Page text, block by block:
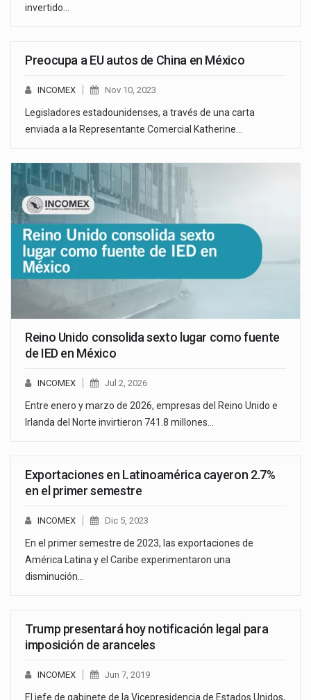
invertido…
Preocupa a EU autos de China en México
INCOMEX Nov 10, 2023
Legisladores estadounidenses, a través de una carta
enviada a la Representante Comercial Katherine…
Reino Unido consolida sexto lugar como fuente
de IED en México
INCOMEX Jul 2, 2026
Entre enero y marzo de 2026, empresas del Reino Unido e
Irlanda del Norte invirtieron 741.8 millones…
Exportaciones en Latinoamérica cayeron 2.7%
en el primer semestre
INCOMEX Dic 5, 2023
En el primer semestre de 2023, las exportaciones de
América Latina y el Caribe experimentaron una
disminución…
Trump presentará hoy notificación legal para
imposición de aranceles
INCOMEX Jun 7, 2019
El jefe de gabinete de la Vicepresidencia de Estados Unidos,